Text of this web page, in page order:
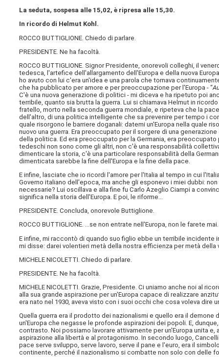
La seduta, sospesa alle 15,02, è ripresa alle 15,30.
In ricordo di Helmut Kohl.
ROCCO BUTTIGLIONE. Chiedo di parlare.
PRESIDENTE. Ne ha facoltà.
ROCCO BUTTIGLIONE. Signor Presidente, onorevoli colleghi, il
tedesca, l'artefice dell'allargamento dell'Europa e della nuova
ho avuto con lui c'era un'idea e una parola che tornava
che ha pubblicato per amore e per preoccupazione per l'Europa - “
C'è una nuova generazione di politici - mi diceva e ha ripetuto poi
terribile, quanto sia brutta la guerra. Lui si chiamava Helmut in
fratello, morto nella seconda guerra mondiale, e ripeteva che la
dell'altro, di una politica intelligente che sa prevenire per tempo i
quale risorgono le barriere doganali: datemi un'Europa nella quale
nuovo una guerra. Era preoccupato per il sorgere di una
della politica. Ed era preoccupato per la Germania, era
tedeschi non sono come gli altri, non c'è una responsabilità
dimenticare la storia, c'è una particolare responsabilità della
dimenticata sarebbe la fine dell'Europa e la fine della pace.
E infine, lasciate che io ricordi l'amore per l'Italia al tempo in cui
Governo italiano dell'epoca, ma anche gli esponevo i miei dubbi:
necessarie? Lui oscillava e alla fine fu Carlo Azeglio Ciampi a
significa nella storia dell'Europa. E poi, le riforme...
PRESIDENTE. Concluda, onorevole Buttiglione.
ROCCO BUTTIGLIONE. ...se non entrate nell'Europa, non le farete mai.
E infine, mi raccontò di quando suo figlio ebbe un terribile
mi disse: darei volentieri metà della nostra efficienza per metà della
MICHELE NICOLETTI. Chiedo di parlare.
PRESIDENTE. Ne ha facoltà.
MICHELE NICOLETTI. Grazie, Presidente. Ci uniamo anche noi al
alla sua grande aspirazione per un'Europa capace di realizzare
era nato nel 1930, aveva visto con i suoi occhi che cosa voleva dire
Quella guerra era il prodotto dei nazionalismi e quello era il
un'Europa che negasse le profonde aspirazioni dei popoli. E,
contrasto. Noi possiamo lavorare attivamente per un'Europa unita
aspirazione alla libertà e al protagonismo. In secondo luogo,
pace serve sviluppo, serve lavoro, serve il pane e l'euro, era il
continente, perché il nazionalismo si combatte non solo con delle